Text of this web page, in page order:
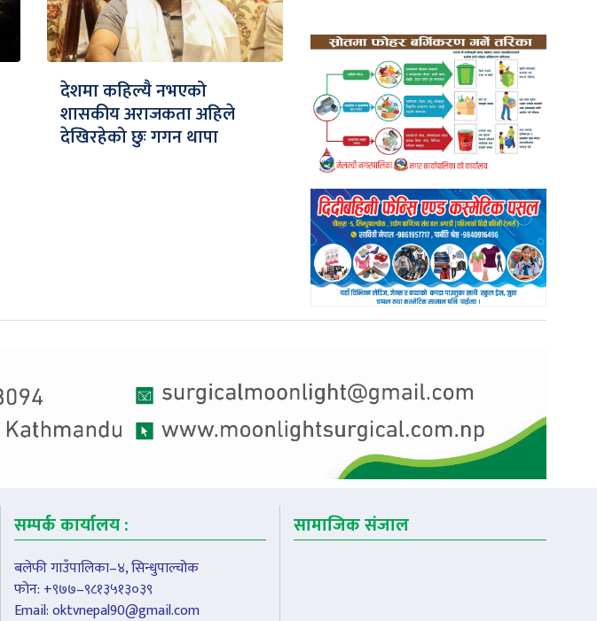
देशमा कहिल्यै नभएको
शासकीय अराजकता अहिले
देखिरहेको छुः गगन थापा
सम्पर्क कार्यालय :
बलेफी गाउँपालिका–४, सिन्धुपाल्चोक
फोन: +९७७–९८१३५१३०३९
Email:oktvnepal90@gmail.com
सामाजिक संजाल